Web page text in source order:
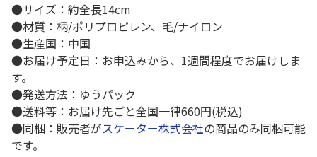
●サイズ：約全長14cm
●材質：柄/ポリプロピレン、毛/ナイロン
●生産国：中国
●お届け予定日：お申込みから、1週間程度でお届けしま
す。
●発送方法：ゆうパック
●送料等：お届け先ごと全国一律660円(税込)
●同梱：販売者がスケーター株式会社の商品のみ同梱可能
です。